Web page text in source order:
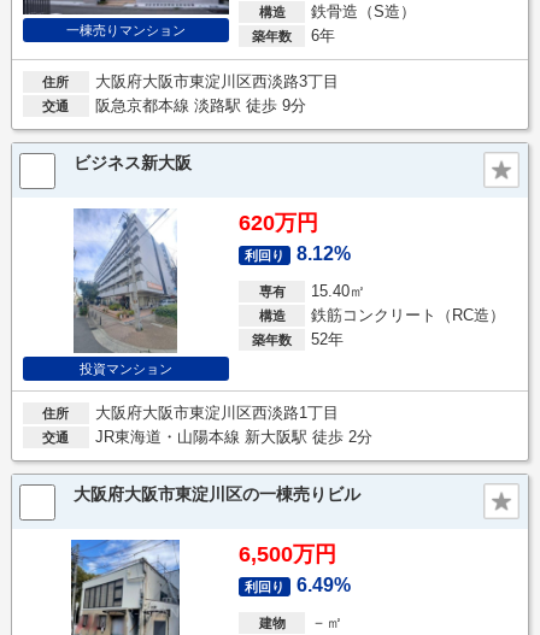
一棟売りマンション
構造 鉄骨造（S造）
築年数 6年
住所 大阪府大阪市東淀川区西淡路3丁目
交通 阪急京都本線 淡路駅 徒歩 9分
ビジネス新大阪
投資マンション
620万円
利回り 8.12%
専有 15.40㎡
構造 鉄筋コンクリート（RC造）
築年数 52年
住所 大阪府大阪市東淀川区西淡路1丁目
交通 JR東海道・山陽本線 新大阪駅 徒歩 2分
大阪府大阪市東淀川区の一棟売りビル
6,500万円
利回り 6.49%
建物 －㎡